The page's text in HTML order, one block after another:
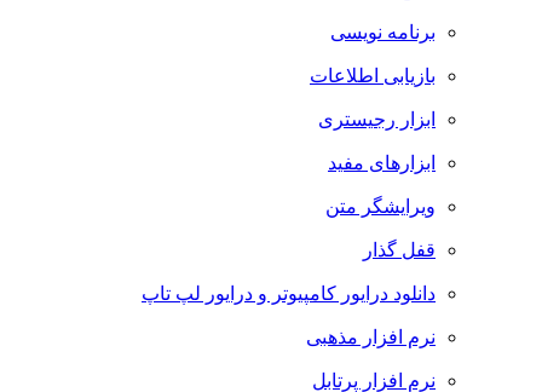
برنامه نویسی
بازیابی اطلاعات
ابزار رجیستری
ابزارهای مفید
ویرایشگر متن
قفل گذار
دانلود درایور کامپیوتر و درایور لپ تاپ
نرم افزار مذهبی
نرم افزار پرتابل